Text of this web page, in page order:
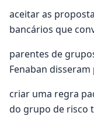
aceitar as
bancários que
parentes de
Fenaban
criar uma regra
do grupo de risco